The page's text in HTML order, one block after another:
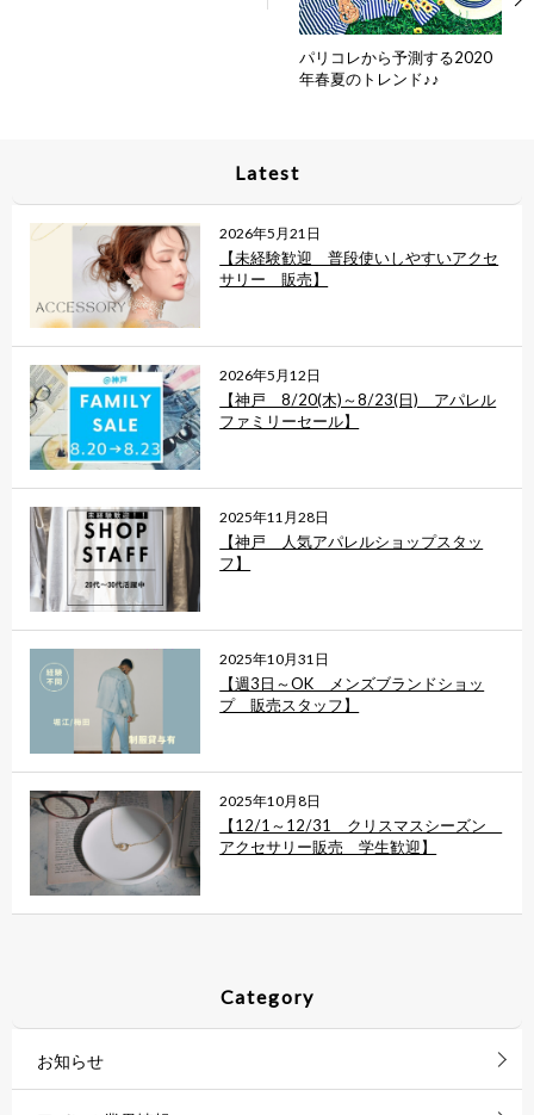
パリコレから予測する2020
年春夏のトレンド♪♪
Latest
2026年5月21日
【未経験歓迎 普段使いしやすいアクセ
サリー 販売】
2026年5月12日
【神戸 8/20(木)～8/23(日) アパレル
ファミリーセール】
2025年11月28日
【神戸 人気アパレルショップスタッ
フ】
2025年10月31日
【週3日～OK メンズブランドショッ
プ 販売スタッフ】
2025年10月8日
【12/1～12/31 クリスマスシーズン
アクセサリー販売 学生歓迎】
Category
お知らせ